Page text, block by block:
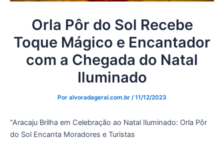
Orla Pôr do Sol Recebe
Toque Mágico e Encantador
com a Chegada do Natal
Iluminado
Por alvoradageral.com.br /11/12/2023
“Aracaju Brilha em Celebração ao Natal Iluminado: Orla Pôr
do Sol Encanta Moradores e Turistas